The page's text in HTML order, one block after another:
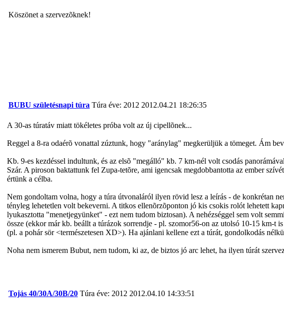
Köszönet a szervezõknek!
BUBU születésnapi túra Túra éve: 2012 2012.04.21 18:26:35
A 30-as túratáv miatt tökéletes próba volt az új cipellõnek...
Reggel a 8-ra odaérõ vonattal zúztunk, hogy "aránylag" megkerüljük a tömeget. Ám
Kb. 9-es kezdéssel indultunk, és az elsõ "megálló" kb. 7 km-nél volt csodás
Szár. A piroson baktattunk fel Zupa-tetõre, ami igencsak megdobbantotta az ember
értünk a célba.
Nem gondoltam volna, hogy a túra útvonaláról ilyen rövid lesz a leírás - de konkrétan
tényleg lehetetlen volt bekeverni. A titkos ellenõrzõponton jó kis csokis rolót lehetett
lyukasztotta "menetjegyünket" - ezt nem tudom biztosan). A nehézséggel sem volt
össze (ekkor már kb. beállt a túrázok sorrendje - pl. szomor56-on az utolsó 10-15 km-
(pl. a pohár sör <természetesen XD>). Ha ajánlani kellene ezt a túrát, gondolkodás
Noha nem ismerem Bubut, nem tudom, ki az, de biztos jó arc lehet, ha ilyen túrát
Tojás 40/30A/30B/20 Túra éve: 2012 2012.04.10 14:33:51